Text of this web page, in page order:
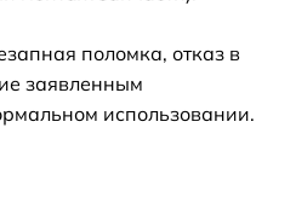
поломка, отказ в
заявленным
использовании.